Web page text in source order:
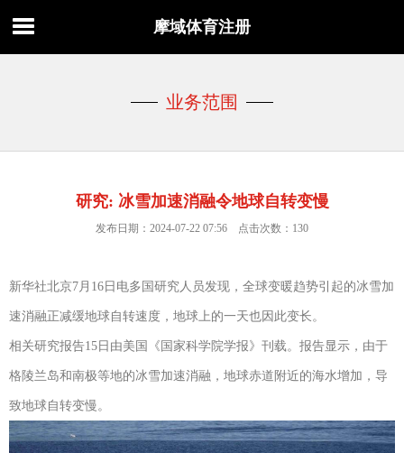
摩域体育注册
业务范围
研究: 冰雪加速消融令地球自转变慢
发布日期：2024-07-22 07:56 点击次数：130
新华社北京7月16日电多国研究人员发现，全球变暖趋势引起的冰雪加
速消融正减缓地球自转速度，地球上的一天也因此变长。
相关研究报告15日由美国《国家科学院学报》刊载。报告显示，由于
格陵兰岛和南极等地的冰雪加速消融，地球赤道附近的海水增加，导
致地球自转变慢。